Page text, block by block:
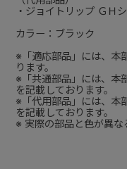
・ジョイトリップ ＧＨ
カラー：ブラック
※「適応部品」には、本
ります。
※「共通部品」には、本
を記載しております。
※「代用部品」には、本
を記載しております。
※ 実際の部品と色が異な